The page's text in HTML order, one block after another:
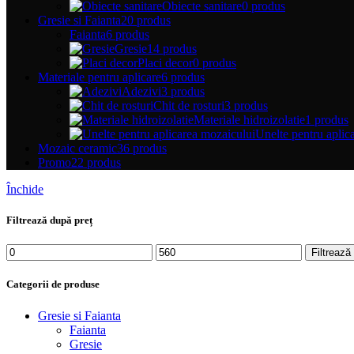
Obiecte sanitare0 produs
Gresie si Faianta20 produs
Faianta6 produs
Gresie14 produs
Placi decor0 produs
Materiale pentru aplicare6 produs
Adezivi3 produs
Chit de rosturi3 produs
Materiale hidroizolatie1 produs
Unelte pentru
Mozaic ceramic36 produs
Promo22 produs
Închide
Filtrează după preț
Preț
minim
Preț
maxim
Filtrează
Categorii de produse
Gresie si Faianta
Faianta
Gresie